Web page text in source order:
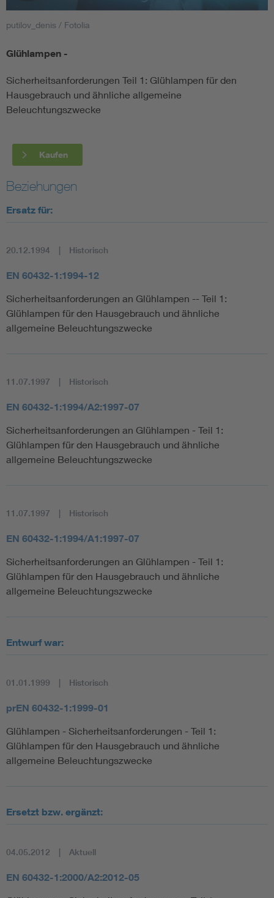
Smart Cities
DKE Fachinformationen im Kontext der Normung
Blitzschutz: DIN EN 62305 in der Übersicht
Cybersecurity in der Industrieautomatisierung
DIN VDE 0100 für sichere Elektroinstallationen
putilov_denis / Fotolia
Glühlampen -
Sicherheitsanforderungen Teil 1: Glühlampen für den
Hausgebrauch und ähnliche allgemeine
Beleuchtungszwecke
Kaufen
Beziehungen
Ersatz für:
20.12.1994 Historisch
EN 60432-1:1994-12
Sicherheitsanforderungen an Glühlampen -- Teil 1:
Glühlampen für den Hausgebrauch und ähnliche
allgemeine Beleuchtungszwecke
11.07.1997 Historisch
EN 60432-1:1994/A2:1997-07
Sicherheitsanforderungen an Glühlampen - Teil 1:
Glühlampen für den Hausgebrauch und ähnliche
allgemeine Beleuchtungszwecke
11.07.1997 Historisch
EN 60432-1:1994/A1:1997-07
Sicherheitsanforderungen an Glühlampen - Teil 1:
Glühlampen für den Hausgebrauch und ähnliche
allgemeine Beleuchtungszwecke
Entwurf war:
01.01.1999 Historisch
prEN 60432-1:1999-01
Glühlampen - Sicherheitsanforderungen - Teil 1:
Glühlampen für den Hausgebrauch und ähnliche
allgemeine Beleuchtungszwecke
Ersetzt bzw. ergänzt:
04.05.2012 Aktuell
EN 60432-1:2000/A2:2012-05